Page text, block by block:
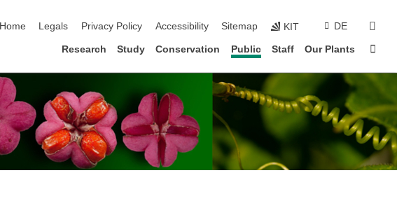
Home
Legals Privacy Policy Accessibility Sitemap KIT DE
Research Study Conservation Public Staff Our Plants